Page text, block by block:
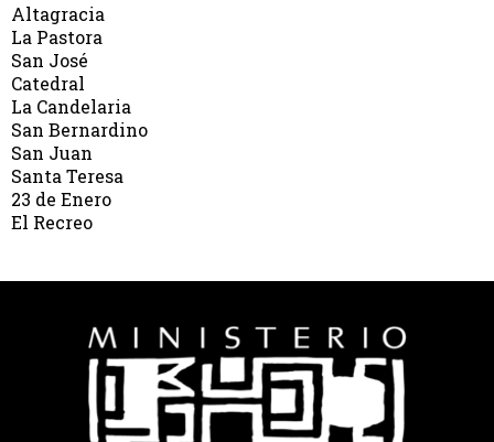
Altagracia
La Pastora
San José
Catedral
La Candelaria
San Bernardino
San Juan
Santa Teresa
23 de Enero
El Recreo